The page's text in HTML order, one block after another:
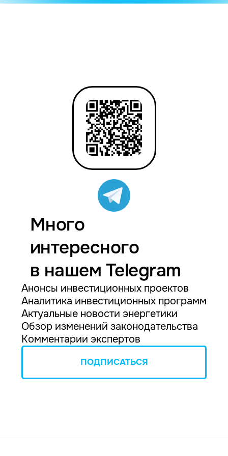
Много
интересного
в нашем Telegram
Анонсы инвестиционных проектов
Аналитика инвестиционных программ
Актуальные новости энергетики
Обзор изменений законодательства
Комментарии экспертов
ПОДПИСАТЬСЯ